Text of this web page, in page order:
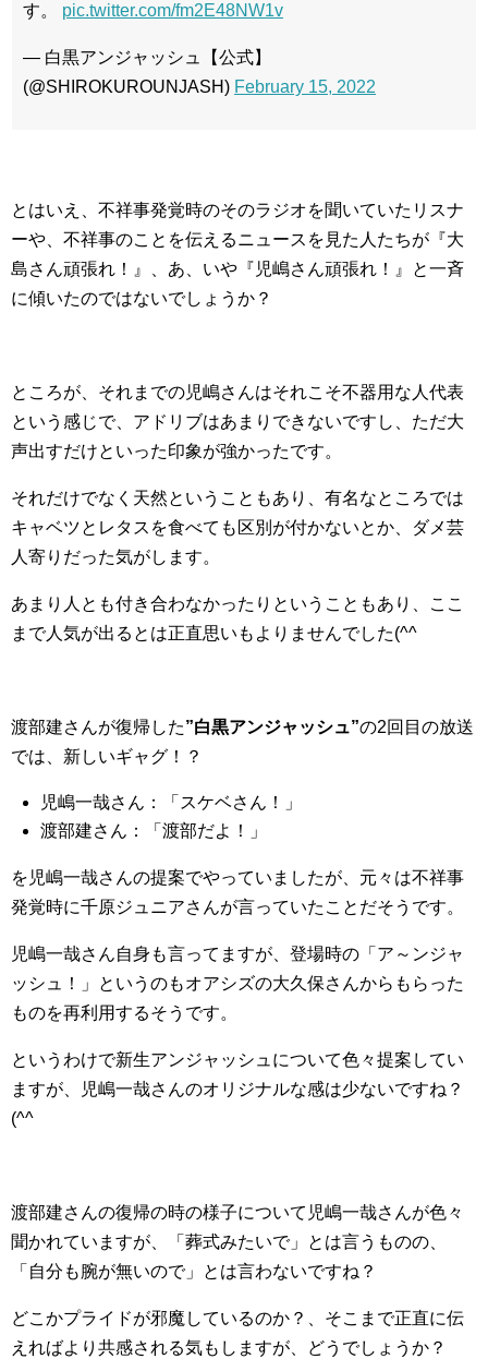
す。 pic.twitter.com/fm2E48NW1v
— 白黒アンジャッシュ【公式】
(@SHIROKUROUNJASH) February 15, 2022
とはいえ、不祥事発覚時のそのラジオを聞いていたリスナ
ーや、不祥事のことを伝えるニュースを見た人たちが『大
島さん頑張れ！』、あ、いや『児嶋さん頑張れ！』と一斉
に傾いたのではないでしょうか？
ところが、それまでの児嶋さんはそれこそ不器用な人代表
という感じで、アドリブはあまりできないですし、ただ大
声出すだけといった印象が強かったです。
それだけでなく天然ということもあり、有名なところでは
キャベツとレタスを食べても区別が付かないとか、ダメ芸
人寄りだった気がします。
あまり人とも付き合わなかったりということもあり、ここ
まで人気が出るとは正直思いもよりませんでした(^^ゞ
渡部建さんが復帰した”白黒アンジャッシュ”の2回目の放送
では、新しいギャグ！？
児嶋一哉さん：「スケベさん！」
渡部建さん：「渡部だよ！」
を児嶋一哉さんの提案でやっていましたが、元々は不祥事
発覚時に千原ジュニアさんが言っていたことだそうです。
児嶋一哉さん自身も言ってますが、登場時の「ア～ンジャ
ッシュ！」というのもオアシズの大久保さんからもらった
ものを再利用するそうです。
というわけで新生アンジャッシュについて色々提案してい
ますが、児嶋一哉さんのオリジナルな感は少ないですね？
(^^ゞ
渡部建さんの復帰の時の様子について児嶋一哉さんが色々
聞かれていますが、「葬式みたいで」とは言うものの、
「自分も腕が無いので」とは言わないですね？
どこかプライドが邪魔しているのか？、そこまで正直に伝
えればより共感される気もしますが、どうでしょうか？